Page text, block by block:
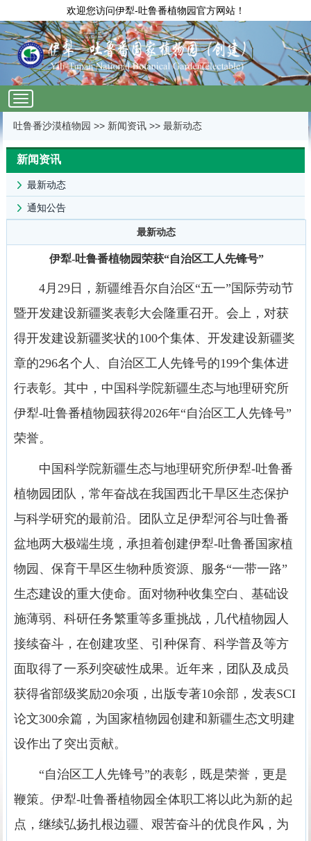
欢迎您访问伊犁-吐鲁番植物园官方网站！
wap-
nav
吐鲁番沙漠植物园 >> 新闻资讯 >>最新动态
新闻资讯
最新动态
通知公告
最新动态
伊犁-吐鲁番植物园荣获“自治区工人先锋号”
4月29日，新疆维吾尔自治区“五一”国际劳动节
暨开发建设新疆奖表彰大会隆重召开。会上，对获
得开发建设新疆奖状的100个集体、开发建设新疆奖
章的296名个人、自治区工人先锋号的199个集体进
行表彰。其中，中国科学院新疆生态与地理研究所
伊犁-吐鲁番植物园获得2026年“自治区工人先锋号”
荣誉。
中国科学院新疆生态与地理研究所伊犁-吐鲁番
植物园团队，常年奋战在我国西北干旱区生态保护
与科学研究的最前沿。团队立足伊犁河谷与吐鲁番
盆地两大极端生境，承担着创建伊犁-吐鲁番国家植
物园、保育干旱区生物种质资源、服务“一带一路”
生态建设的重大使命。面对物种收集空白、基础设
施薄弱、科研任务繁重等多重挑战，几代植物园人
接续奋斗，在创建攻坚、引种保育、科学普及等方
面取得了一系列突破性成果。近年来，团队及成员
获得省部级奖励20余项，出版专著10余部，发表SCI
论文300余篇，为国家植物园创建和新疆生态文明建
设作出了突出贡献。
“自治区工人先锋号”的表彰，既是荣誉，更是
鞭策。伊犁-吐鲁番植物园全体职工将以此为新的起
点，继续弘扬扎根边疆、艰苦奋斗的优良作风，为